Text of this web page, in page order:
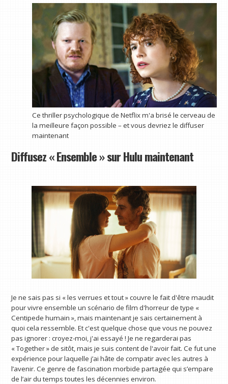
Ce thriller psychologique de Netflix m'a brisé le cerveau de
la meilleure façon possible – et vous devriez le diffuser
maintenant
Diffusez « Ensemble » sur Hulu maintenant
Je ne sais pas si « les verrues et tout » couvre le fait d'être maudit
pour vivre ensemble un scénario de film d'horreur de type «
Centipede humain », mais maintenant je sais certainement à
quoi cela ressemble. Et c'est quelque chose que vous ne pouvez
pas ignorer : croyez-moi, j'ai essayé ! Je ne regarderai pas
« Together » de sitôt, mais je suis content de l'avoir fait. Ce fut une
expérience pour laquelle j’ai hâte de compatir avec les autres à
l’avenir. Ce genre de fascination morbide partagée qui s’empare
de l’air du temps toutes les décennies environ.